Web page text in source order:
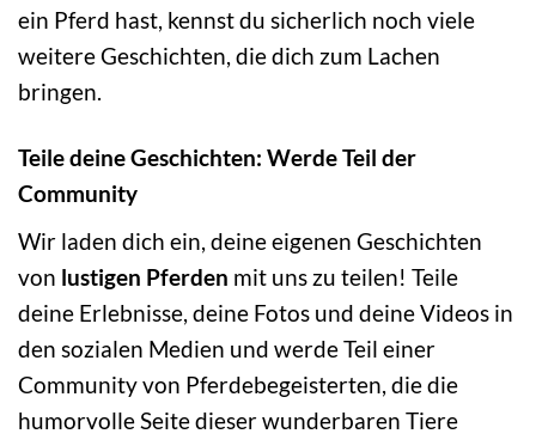
ein Pferd hast, kennst du sicherlich noch viele
weitere Geschichten, die dich zum Lachen
bringen.
Teile deine Geschichten: Werde Teil der
Community
Wir laden dich ein, deine eigenen Geschichten
von lustigen Pferden mit uns zu teilen! Teile
deine Erlebnisse, deine Fotos und deine Videos in
den sozialen Medien und werde Teil einer
Community von Pferdebegeisterten, die die
humorvolle Seite dieser wunderbaren Tiere